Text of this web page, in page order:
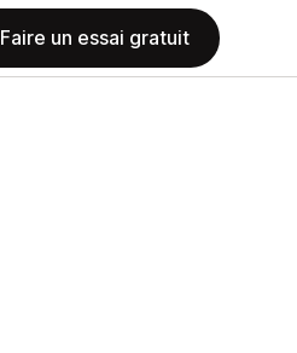
Faire un essai gratuit